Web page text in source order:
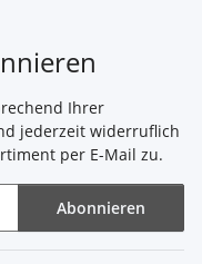
Ihrer
jederzeit widerruflich
per E-Mail zu.
Abonnieren